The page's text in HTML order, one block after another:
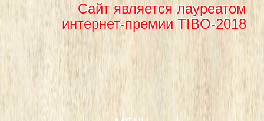
Сайт является лауреатом
интернет-премии TIBO-2018
SKIP TO CONTENT